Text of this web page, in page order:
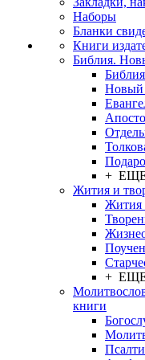
Наборы
Бланки
Книги
Библия.
Библия
Новый
+
Жития и
Жития
+ ЕЩЕ
книги